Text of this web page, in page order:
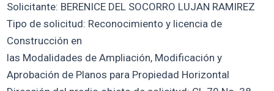
Solicitante: BERENICE DEL SOCORRO LUJAN RAMIREZ
Tipo de solicitud: Reconocimiento y licencia de
Construcción en
las Modalidades de Ampliación, Modificación y
Aprobación de Planos para Propiedad Horizontal